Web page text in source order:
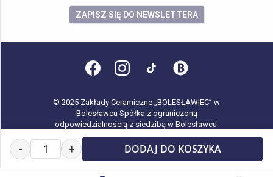
- + DODAJ DO KOSZYKA
ZAPISZ SIĘ DO NEWSLETTERA
© 2025 Zakłady Ceramiczne „BOLESŁAWIEC” w
Bolesławcu Spółka z ograniczoną
odpowiedzialnością z siedzibą w Bolesławcu.
Wszystkie prawa zastrzeżone.